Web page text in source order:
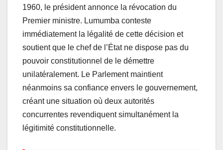
1960, le président annonce la révocation du
Premier ministre. Lumumba conteste
immédiatement la légalité de cette décision et
soutient que le chef de l’État ne dispose pas du
pouvoir constitutionnel de le démettre
unilatéralement. Le Parlement maintient
néanmoins sa confiance envers le gouvernement,
créant une situation où deux autorités
concurrentes revendiquent simultanément la
légitimité constitutionnelle.